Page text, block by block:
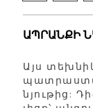
ԱՊՐԱՆՔԻ
Այս
նյութից: